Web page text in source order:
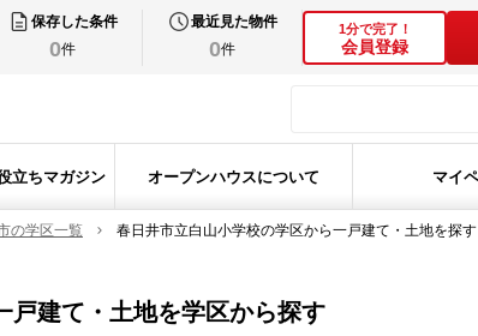
保存した条件
0件
最近見た物件
0件
1分で完了！
会員登録
立ちマガジン オープンハウスについて マイ
の学区一覧 春日井市立白山小学校の学区から一戸建て・土地を探す
戸建て・土地を学区から探す